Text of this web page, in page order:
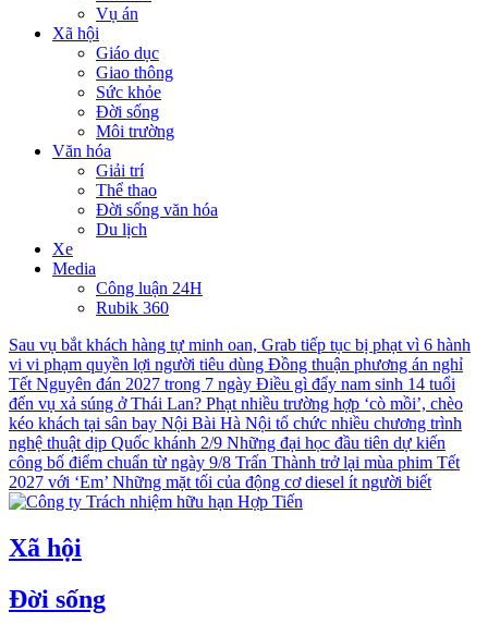
Vụ án
Xã hội
Giáo dục
Giao thông
Sức khỏe
Đời sống
Môi trường
Văn hóa
Giải trí
Thể thao
Đời sống văn hóa
Du lịch
Xe
Media
Công luận 24H
Rubik 360
Sau vụ bắt khách hàng tự minh oan, Grab tiếp tục bị phạt vì 6 hành
vi vi phạm quyền lợi người tiêu dùng Đồng thuận phương án nghỉ
Tết Nguyên đán 2027 trong 7 ngày Điều gì đẩy nam sinh 14 tuổi
đến vụ xả súng ở Thái Lan? Phạt nhiều trường hợp ‘cò mồi’, chèo
kéo khách tại sân bay Nội Bài Hà Nội tổ chức nhiều chương trình
nghệ thuật dịp Quốc khánh 2/9 Những đại học đầu tiên dự kiến
công bố điểm chuẩn từ ngày 9/8 Trấn Thành trở lại mùa phim Tết
2027 với ‘Em’ Những mặt tối của động cơ diesel ít người biết
Xã hội
Đời sống